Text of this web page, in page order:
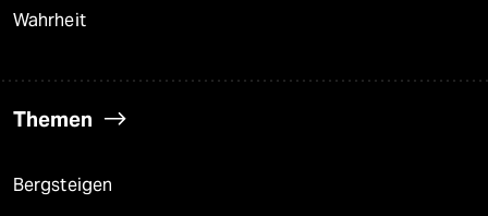
Wahrheit
Themen
Bergsteigen